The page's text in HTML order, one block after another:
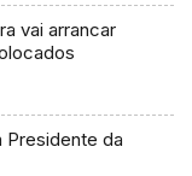
vai arrancar
Presidente da